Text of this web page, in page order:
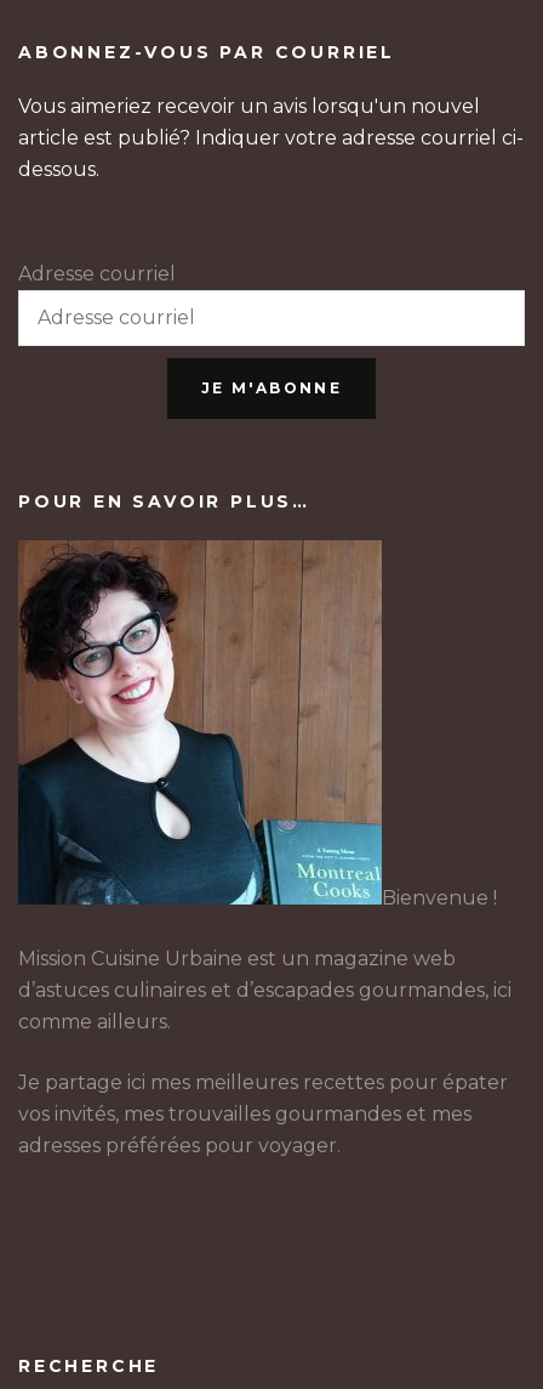
ABONNEZ-VOUS PAR COURRIEL
Vous aimeriez recevoir un avis lorsqu'un nouvel
article est publié? Indiquer votre adresse courriel ci-
dessous.
Adresse courriel
JE M'ABONNE
POUR EN SAVOIR PLUS…
Bienvenue !
Mission Cuisine Urbaine est un magazine web
d’astuces culinaires et d’escapades gourmandes, ici
comme ailleurs.
Je partage ici mes meilleures recettes pour épater
vos invités, mes trouvailles gourmandes et mes
adresses préférées pour voyager.
RECHERCHE